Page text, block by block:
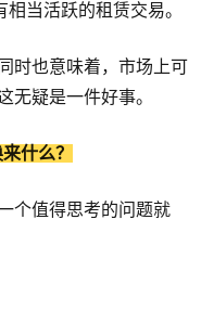
当活跃的租赁交易。
时也意味着，市场上可
无疑是一件好事。
什么？
个值得思考的问题就